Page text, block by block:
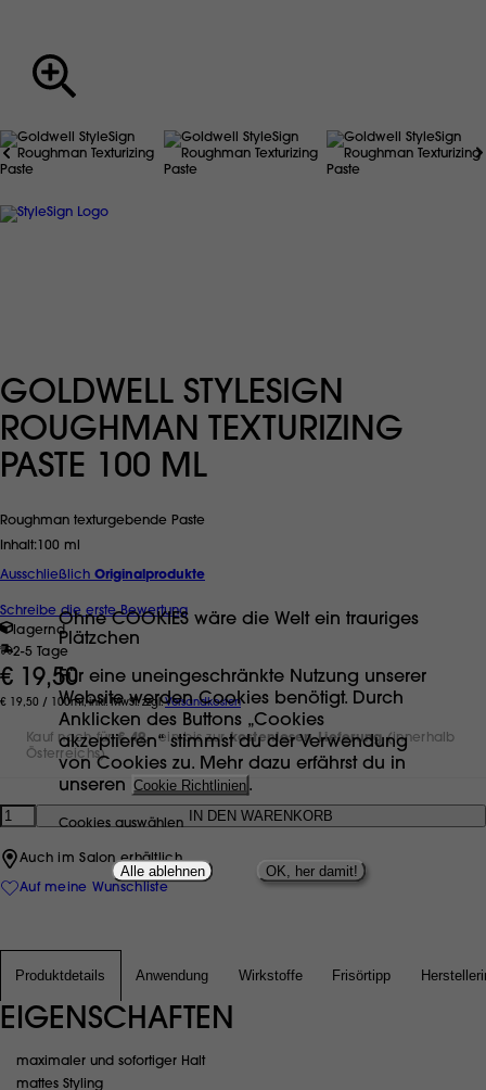
GOLDWELL STYLESIGN
ROUGHMAN TEXTURIZING
PASTE 100 ML
Roughman texturgebende Paste
Inhalt
100 ml
Ausschließlich Originalprodukte
Schreibe die erste Bewertung
lagernd
2-5 Tage
€ 19,50
€ 19,50 / 100ml, inkl. MwSt. zzgl.Versandkosten
Kauf noch für€ 49,-ein bis zurkostenlosen Lieferung(innerhalb
Österreichs).
Anzahl
Auch im Salon erhältlich
Auf meine Wunschliste
Produktdetails Anwendung Wirkstoffe Frisörtipp
EIGENSCHAFTEN
maximaler und sofortiger Halt
mattes Styling
Ohne COOKIES wäre die Welt ein trauriges
Plätzchen
Für eine uneingeschränkte Nutzung unserer
Website werden Cookies benötigt. Durch
Anklicken des Buttons „Cookies
akzeptieren“ stimmst du der Verwendung
von Cookies zu. Mehr dazu erfährst du in
unseren Cookie Richtlinien .
Cookies auswählen
Alle ablehnen OK, her damit!